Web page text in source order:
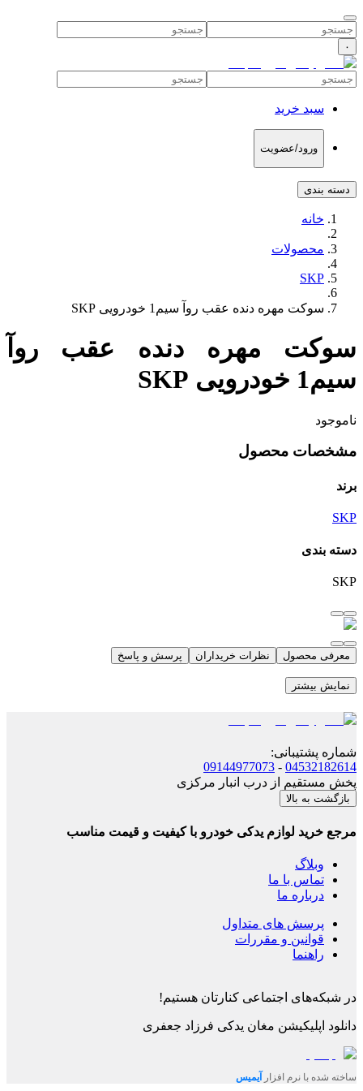
۰
سبد خرید
ورود/عضویت
دسته بندی
خانه
محصولات
SKP
سوکت مهره دنده عقب روآ سیم1 خودرویی SKP
سوکت مهره دنده عقب روآ
سیم1 خودرویی SKP
ناموجود
مشخصات محصول
برند
SKP
دسته بندی
SKP
معرفی محصول نظرات خریداران پرسش و پاسخ
نمایش بیشتر
شماره پشتیبانی:
04532182614
-
09144977073
پخش مستقیم از درب انبار مرکزی
بازگشت به بالا
مرجع خرید لوازم یدکی خودرو با کیفیت و قیمت مناسب
وبلاگ
تماس با ما
درباره ما
پرسش های متداول
قوانین و مقررات
راهنما
در شبکه‌های اجتماعی کنارتان هستیم!
دانلود اپلیکیشن مغان یدکی فرزاد جعفری
ساخته شده با نرم افزار آیمیس